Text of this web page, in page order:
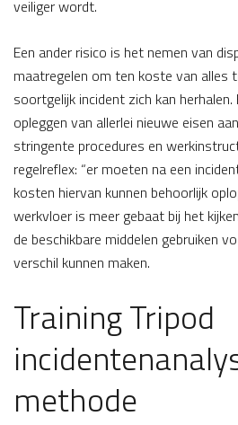
veiliger wordt.
Een ander risico is het nemen van
maatregelen om ten koste van alles
soortgelijk incident zich kan
opleggen van allerlei nieuwe eisen
stringente procedures en
regelreflex: “er moeten na een
kosten hiervan kunnen behoorlijk
werkvloer is meer gebaat bij het
de beschikbare middelen gebruiken
verschil kunnen maken.
Training Tripod
methode